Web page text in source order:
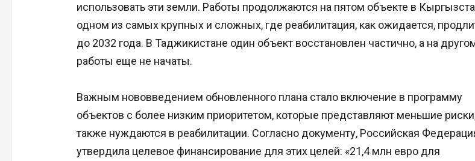
использовать эти земли. Работы продолжаются на пятом объекте в
одном из самых крупных и сложных, где реабилитация, как ожидается,
до 2032 года. В Таджикистане один объект восстановлен частично, а на
работы еще не начаты.
Важным нововведением обновленного плана стало включение в программу
объектов с более низким приоритетом, которые представляют меньшие
также нуждаются в реабилитации. Согласно документу, Российская
утвердила целевое финансирование для этих целей: «21,4 млн евро для